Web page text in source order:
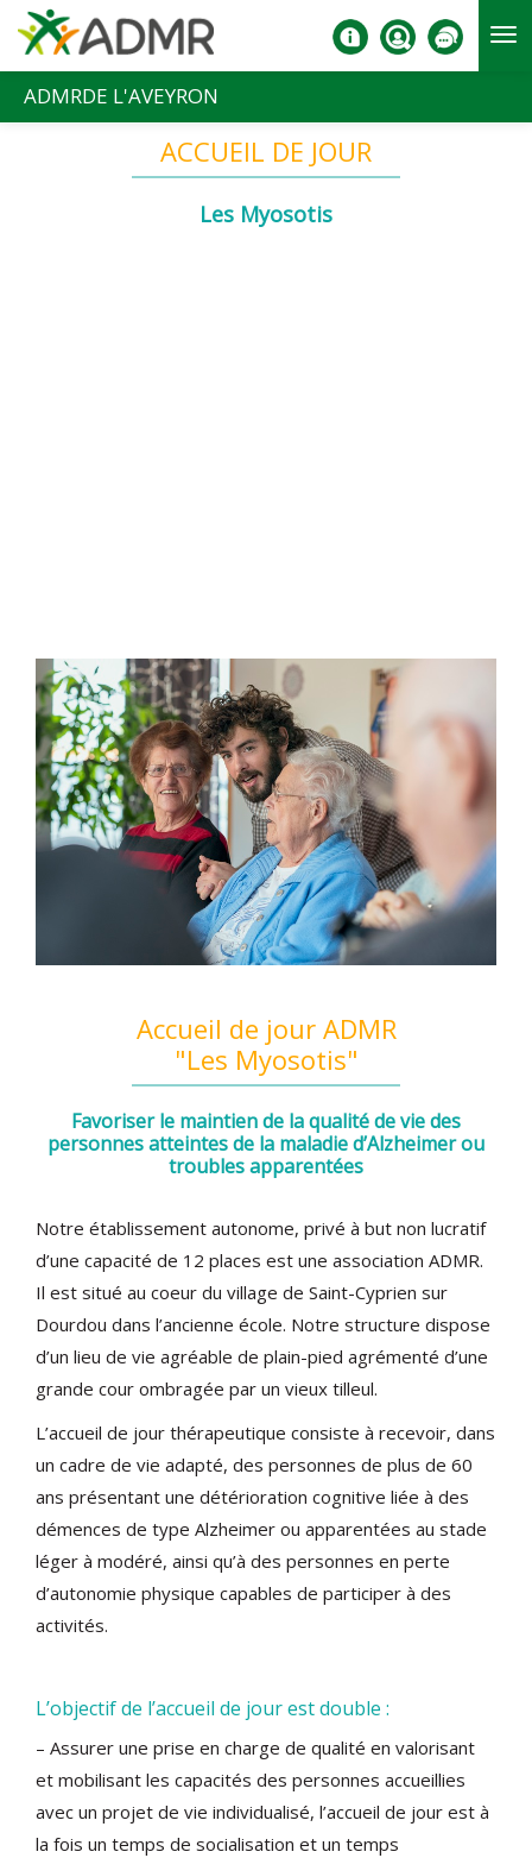
Aller au contenu principal
ADMRDE L'AVEYRON
ACCUEIL DE JOUR
Les Myosotis
Accueil de jour ADMR
"Les Myosotis"
Favoriser le maintien de la qualité de vie des
personnes atteintes de la maladie d’Alzheimer ou
troubles apparentées
Notre établissement autonome, privé à but non lucratif
d’une capacité de 12 places est une association ADMR.
Il est situé au coeur du village de Saint-Cyprien sur
Dourdou dans l’ancienne école. Notre structure dispose
d’un lieu de vie agréable de plain-pied agrémenté d’une
grande cour ombragée par un vieux tilleul.
L’accueil de jour thérapeutique consiste à recevoir, dans
un cadre de vie adapté, des personnes de plus de 60
ans présentant une détérioration cognitive liée à des
démences de type Alzheimer ou apparentées au stade
léger à modéré, ainsi qu’à des personnes en perte
d’autonomie physique capables de participer à des
activités.
L’objectif de l’accueil de jour est double :
– Assurer une prise en charge de qualité en valorisant
et mobilisant les capacités des personnes accueillies
avec un projet de vie individualisé, l’accueil de jour est à
la fois un temps de socialisation et un temps